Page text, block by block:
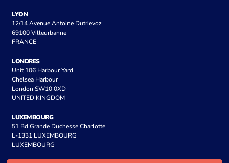
LYON
12/14 Avenue Antoine Dutrievoz
69100 Villeurbanne
FRANCE
LONDRES
Unit 106 Harbour Yard
Chelsea Harbour
London SW10 0XD
UNITED KINGDOM
LUXEMBOURG
51 Bd Grande Duchesse Charlotte
L-1331 LUXEMBOURG
LUXEMBOURG